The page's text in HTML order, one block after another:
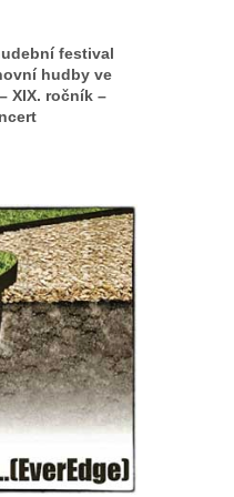
festival
hudby ve
XIX. ročník –